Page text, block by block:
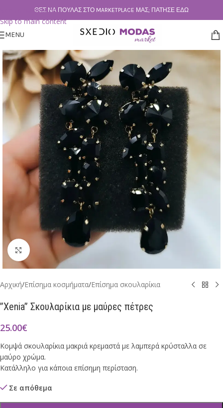
Skip to navigation
Skip to main content
ΘΕΣ ΝΑ ΠΟΥΛΆΣ ΣΤΟ MARKETPLACE ΜΑΣ; ΠΆΤΗΣΕ ΕΔΏ
MENU
Click to enlarge
Αρχική/Επίσημα κοσμήματα/Επίσημα σκουλαρίκια
”Xenia” Σκουλαρίκια με μαύρες πέτρες
25.00€
Κομψά σκουλαρίκια μακριά κρεμαστά με λαμπερά κρύσταλλα σε
μαύρο χρώμα.
Κατάλληλο για κάποια επίσημη περίσταση.
Σε απόθεμα